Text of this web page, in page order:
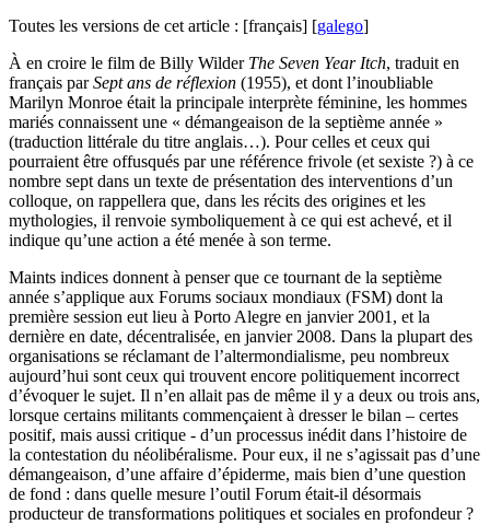
Toutes les versions de cet article : [français] [galego]
À en croire le film de Billy Wilder The Seven Year Itch, traduit en
français parSept ans de réflexion (1955), et dont l’inoubliable
Marilyn Monroe était la principale interprète féminine, les hommes
mariés connaissent une « démangeaison de la septième année »
(traduction littérale du titre anglais…). Pour celles et ceux qui
pourraient être offusqués par une référence frivole (et sexiste ?) à ce
nombre sept dans un texte de présentation des interventions d’un
colloque, on rappellera que, dans les récits des origines et les
mythologies, il renvoie symboliquement à ce qui est achevé, et il
indique qu’une action a été menée à son terme.
Maints indices donnent à penser que ce tournant de la septième
année s’applique aux Forums sociaux mondiaux (FSM) dont la
première session eut lieu à Porto Alegre en janvier 2001, et la
dernière en date, décentralisée, en janvier 2008. Dans la plupart des
organisations se réclamant de l’altermondialisme, peu nombreux
aujourd’hui sont ceux qui trouvent encore politiquement incorrect
d’évoquer le sujet. Il n’en allait pas de même il y a deux ou trois ans,
lorsque certains militants commençaient à dresser le bilan – certes
positif, mais aussi critique - d’un processus inédit dans l’histoire de
la contestation du néolibéralisme. Pour eux, il ne s’agissait pas d’une
démangeaison, d’une affaire d’épiderme, mais bien d’une question
de fond : dans quelle mesure l’outil Forum était-il désormais
producteur de transformations politiques et sociales en profondeur ?